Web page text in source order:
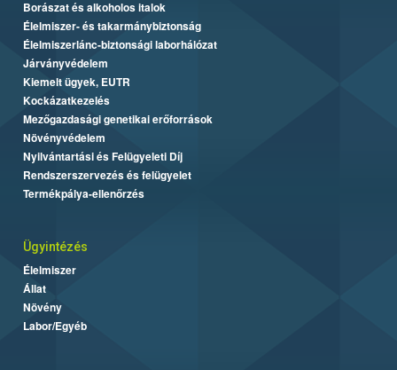
Borászat és alkoholos italok
Élelmiszer- és takarmánybiztonság
Élelmiszerlánc-biztonsági laborhálózat
Járványvédelem
Kiemelt ügyek, EUTR
Kockázatkezelés
Mezőgazdasági genetikai erőforrások
Növényvédelem
Nyilvántartási és Felügyeleti Díj
Rendszerszervezés és felügyelet
Termékpálya-ellenőrzés
Ügyintézés
Élelmiszer
Állat
Növény
Labor/Egyéb